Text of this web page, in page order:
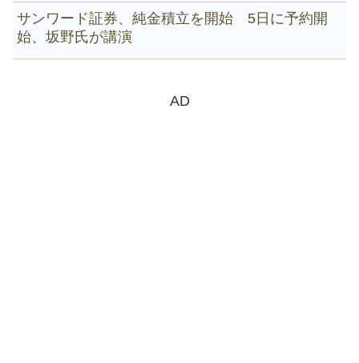
サンワード証券、純金積立を開始 5日に予約開
始、坂野氏が講演
AD